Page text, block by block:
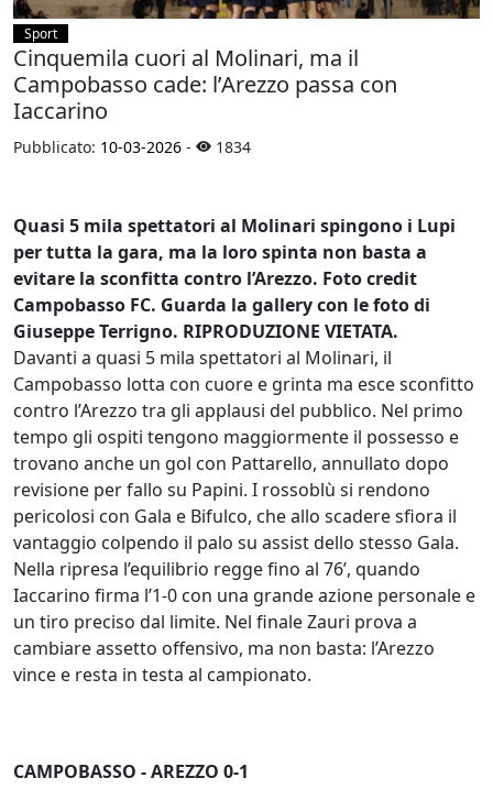
Sport
Cinquemila cuori al Molinari, ma il
Campobasso cade: l’Arezzo passa con
Iaccarino
Pubblicato: 10-03-2026 - 1834
Quasi 5 mila spettatori al Molinari spingono i Lupi
per tutta la gara, ma la loro spinta non basta a
evitare la sconfitta contro l’Arezzo. Foto credit
Campobasso FC. Guarda la gallery con le foto di
Giuseppe Terrigno. RIPRODUZIONE VIETATA.
Davanti a quasi 5 mila spettatori al Molinari, il
Campobasso lotta con cuore e grinta ma esce sconfitto
contro l’Arezzo tra gli applausi del pubblico. Nel primo
tempo gli ospiti tengono maggiormente il possesso e
trovano anche un gol con Pattarello, annullato dopo
revisione per fallo su Papini. I rossoblù si rendono
pericolosi con Gala e Bifulco, che allo scadere sfiora il
vantaggio colpendo il palo su assist dello stesso Gala.
Nella ripresa l’equilibrio regge fino al 76’, quando
Iaccarino firma l’1-0 con una grande azione personale e
un tiro preciso dal limite. Nel finale Zauri prova a
cambiare assetto offensivo, ma non basta: l’Arezzo
vince e resta in testa al campionato.
CAMPOBASSO - AREZZO 0-1